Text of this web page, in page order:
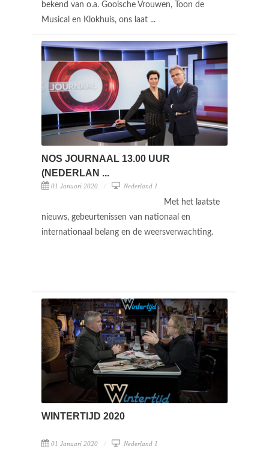
bekend van o.a. Gooische Vrouwen, Toon de
Musical en Klokhuis, ons laat ...
NOS JOURNAAL 13.00 UUR
(NEDERLAN ...
01 Januari 2020 Nederland 1
Met het laatste
nieuws, gebeurtenissen van nationaal en
internationaal belang en de weersverwachting.
WINTERTIJD 2020
01 Januari 2020 Nederland 1